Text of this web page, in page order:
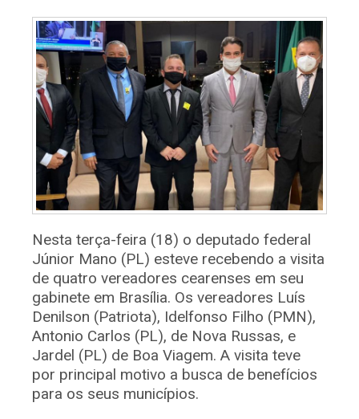
Nesta terça-feira (18) o deputado federal
Júnior Mano (PL) esteve recebendo a visita
de quatro vereadores cearenses em seu
gabinete em Brasília. Os vereadores Luís
Denilson (Patriota), Idelfonso Filho (PMN),
Antonio Carlos (PL), de Nova Russas, e
Jardel (PL) de Boa Viagem. A visita teve
por principal motivo a busca de benefícios
para os seus municípios.